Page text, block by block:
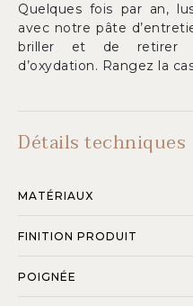
Quelques fois par an,
avec notre pâte
briller et de retirer
d’oxydation. Rangez la
Détails techniques
MATÉRIAUX
FINITION PRODUIT
POIGNÉE